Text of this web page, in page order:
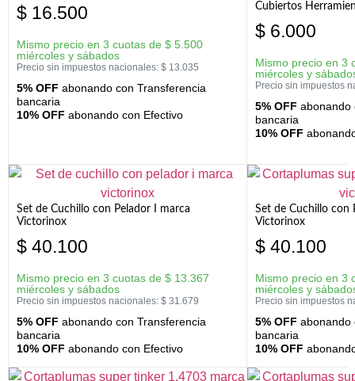
$ 16.500
Mismo precio en 3 cuotas de $ 5.500
miércoles y sábados
Precio sin impuestos nacionales: $ 13.035
5% OFF abonando con Transferencia
bancaria
10% OFF abonando con Efectivo
Cubiertos
$ 6.000
Mismo precio en 3
miércoles y
Precio sin impuestos
5% OFF abonando
bancaria
10% OFF
Set de Cuchillo con Pelador I marca
Victorinox
$ 40.100
Mismo precio en 3 cuotas de $ 13.367
miércoles y sábados
Precio sin impuestos nacionales: $ 31.679
5% OFF abonando con Transferencia
bancaria
10% OFF abonando con Efectivo
Set de Cuchillo con
Victorinox
$ 40.100
Mismo precio en 3
miércoles y
Precio sin impuestos
5% OFF abonando
bancaria
10% OFF